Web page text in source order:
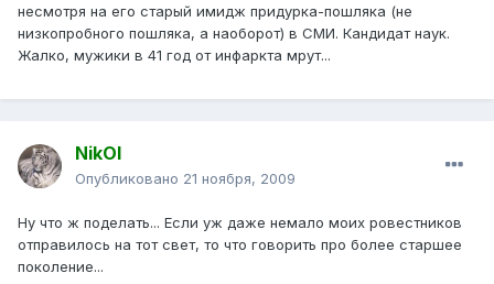
несмотря на его старый имидж придурка-пошляка (не
низкопробного пошляка, а наоборот) в СМИ. Кандидат наук.
Жалко, мужики в 41 год от инфаркта мрут...
NikOl
Опубликовано 21 ноября, 2009
Ну что ж поделать... Если уж даже немало моих ровестников
отправилось на тот свет, то что говорить про более старшее
поколение...